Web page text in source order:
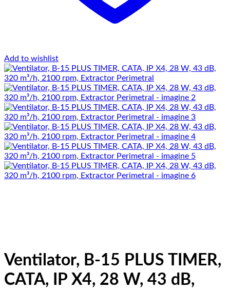
Add to wishlist
Ventilator, B-15 PLUS TIMER,
CATA, IP X4, 28 W, 43 dB,